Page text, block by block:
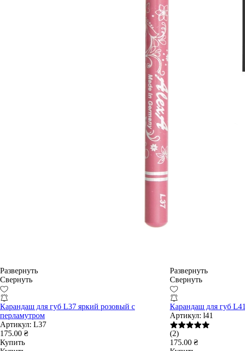
Развернуть
Свернуть
Карандаш для губ L37 яркий розовый с
перламутром
Артикул: L37
175.00 ₴
Купить
Развернуть
Свернуть
Карандаш для губ L41
Артикул: l41
(2)
175.00 ₴